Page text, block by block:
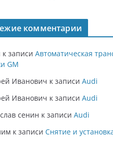
комментарии
к записи Автоматическая
GM
Иванович к записи Audi
Иванович к записи Audi
сенин к записи Audi
к записи Снятие и